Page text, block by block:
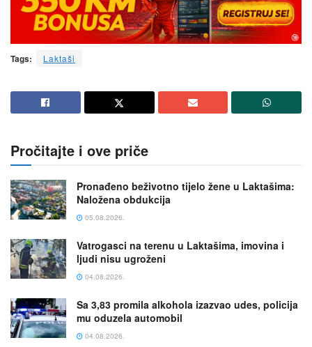
Tags: Laktaši
Pročitajte i ove priče
Pronađeno beživotno tijelo žene u Laktašima:
Naložena obdukcija
05.08.2026.
Vatrogasci na terenu u Laktašima, imovina i
ljudi nisu ugroženi
04.08.2026.
Sa 3,83 promila alkohola izazvao udes, policija
mu oduzela automobil
04.08.2026.